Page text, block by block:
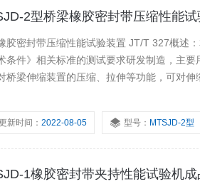
2型桥梁橡胶密封带压缩性能
胶密封带压缩性能试验装置 JT/T 327概述
条件》相关标准的测试要求研发制造，主
桥梁伸缩装置的压缩、拉伸等功能，可对
新时间：2022-08-05 型号： MTSJD-2型
1橡胶密封带夹持性能试验机